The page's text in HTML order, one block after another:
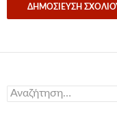
Αναζήτηση
για: